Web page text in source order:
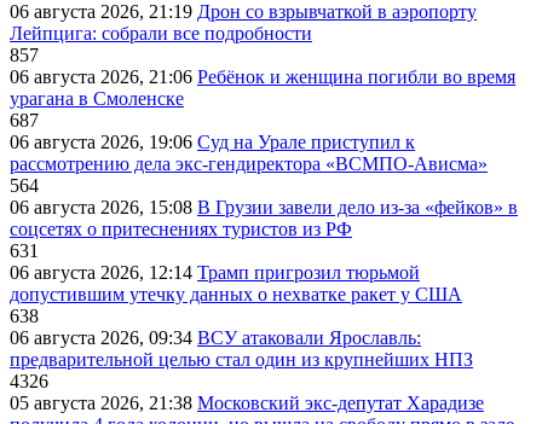
06 августа 2026, 21:19 Дрон со взрывчаткой в аэропорту
Лейпцига: собрали все подробности
857
06 августа 2026, 21:06 Ребёнок и женщина погибли во время
урагана в Смоленске
687
06 августа 2026, 19:06 Суд на Урале приступил к
рассмотрению дела экс-гендиректора «ВСМПО-Ависма»
564
06 августа 2026, 15:08 В Грузии завели дело из-за «фейков» в
соцсетях о притеснениях туристов из РФ
631
06 августа 2026, 12:14 Трамп пригрозил тюрьмой
допустившим утечку данных о нехватке ракет у США
638
06 августа 2026, 09:34 ВСУ атаковали Ярославль:
предварительной целью стал один из крупнейших НПЗ
4326
05 августа 2026, 21:38 Московский экс-депутат Харадизе